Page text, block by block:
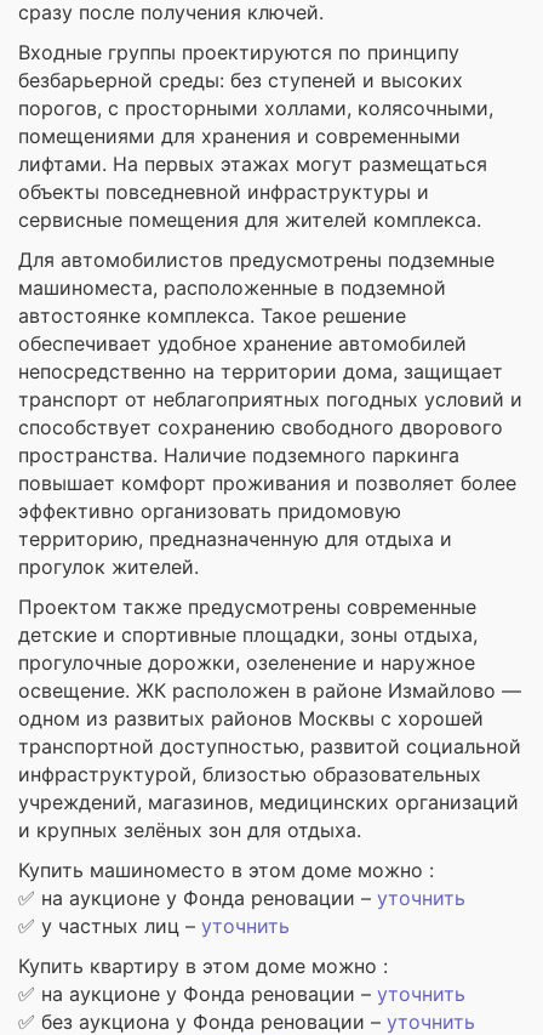
сразу после получения ключей.
Входные группы проектируются по принципу
безбарьерной среды: без ступеней и высоких
порогов, с просторными холлами, колясочными,
помещениями для хранения и современными
лифтами. На первых этажах могут размещаться
объекты повседневной инфраструктуры и
сервисные помещения для жителей комплекса.
Для автомобилистов предусмотрены подземные
машиноместа, расположенные в подземной
автостоянке комплекса. Такое решение
обеспечивает удобное хранение автомобилей
непосредственно на территории дома, защищает
транспорт от неблагоприятных погодных условий и
способствует сохранению свободного дворового
пространства. Наличие подземного паркинга
повышает комфорт проживания и позволяет более
эффективно организовать придомовую
территорию, предназначенную для отдыха и
прогулок жителей.
Проектом также предусмотрены современные
детские и спортивные площадки, зоны отдыха,
прогулочные дорожки, озеленение и наружное
освещение. ЖК расположен в районе Измайлово —
одном из развитых районов Москвы с хорошей
транспортной доступностью, развитой социальной
инфраструктурой, близостью образовательных
учреждений, магазинов, медицинских организаций
и крупных зелёных зон для отдыха.
Купить машиноместо в этом доме можно :
✅ на аукционе у Фонда реновации – уточнить
✅ у частных лиц – уточнить
Купить квартиру в этом доме можно :
✅ на аукционе у Фонда реновации – уточнить
✅ без аукциона у Фонда реновации – уточнить